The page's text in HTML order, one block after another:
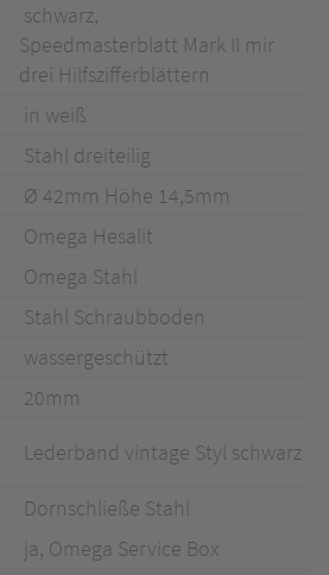
schwarz,
Speedmasterblatt Mark II mir
drei Hilfszifferblättern
in weiß
Stahl dreiteilig
Ø 42mm Höhe 14,5mm
Omega Hesalit
Omega Stahl
Stahl Schraubboden
wassergeschützt
20mm
Lederband vintage Styl schwarz
Dornschließe Stahl
ja, Omega Service Box